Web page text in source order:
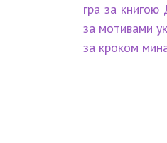
гра за книгою
за мотивами
за кроком